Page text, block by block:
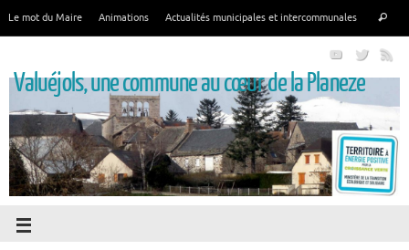
Le mot du Maire Animations Actualités municipales et intercommunales
Valuéjols, une commune au cœur de la Planeze